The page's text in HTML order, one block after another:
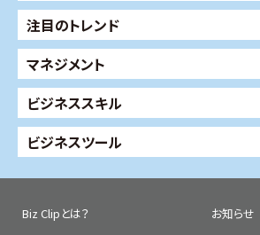
注目のトレンド
マネジメント
ビジネススキル
ビジネスツール
Biz Clipとは？ お知らせ